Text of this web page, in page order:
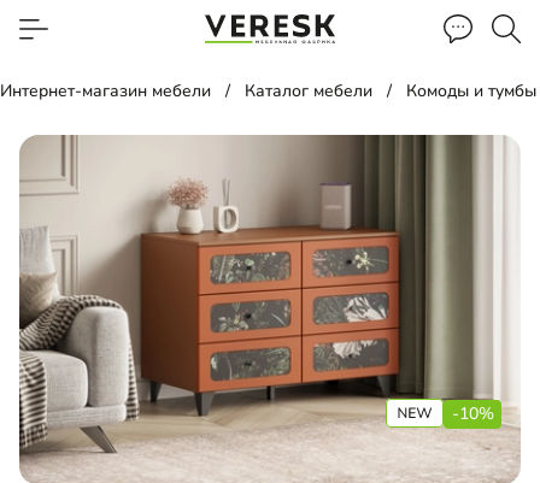
Интернет-магазин мебели Каталог мебели Комоды и тумбы
-10%